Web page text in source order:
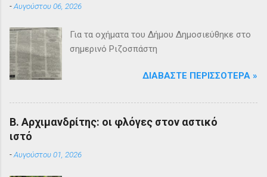
-Αυγούστου 06, 2026
Για τα οχήματα του Δήμου Δημοσιεύθηκε στο
σημερινό Ριζοσπάστη
ΔΙΑΒΆΣΤΕ ΠΕΡΙΣΣΌΤΕΡΑ »
Β. Αρχιμανδρίτης: οι φλόγες στον αστικό
ιστό
-Αυγούστου 01, 2026